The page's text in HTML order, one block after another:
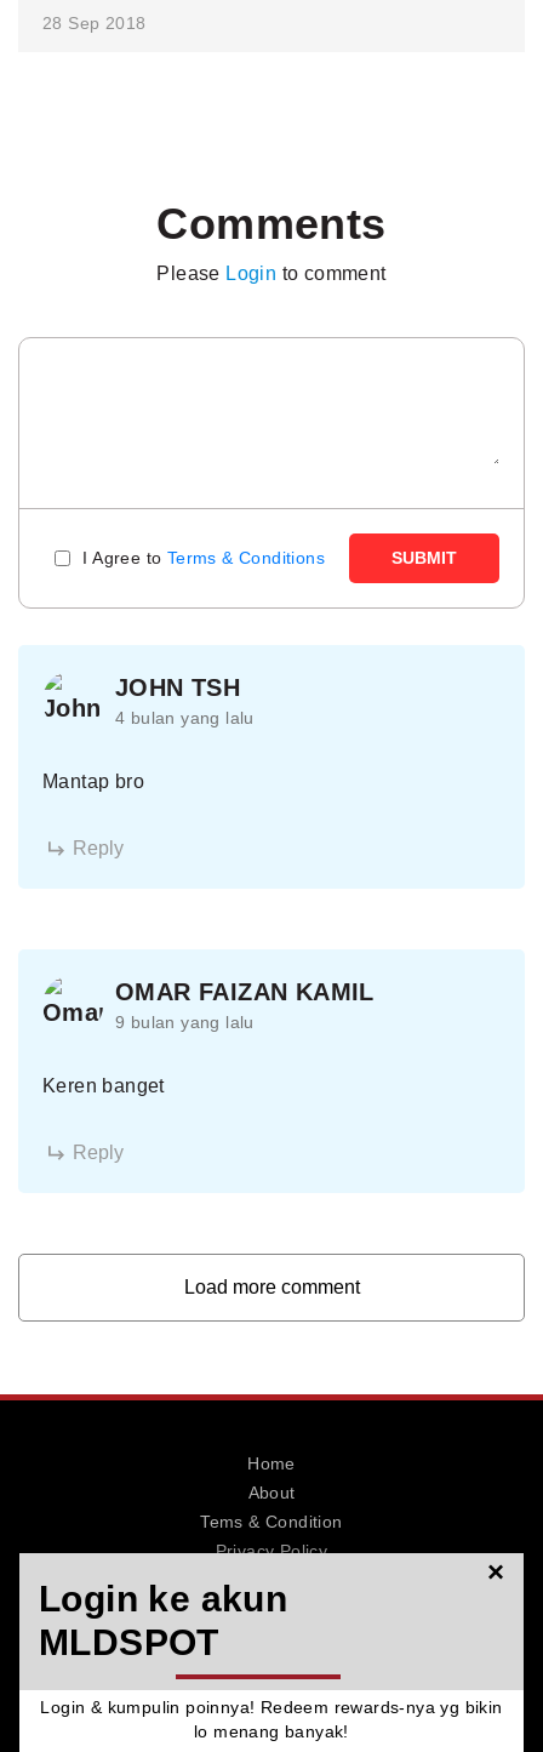
28 Sep 2018
Comments
Please Login to comment
I Agree to Terms & Conditions SUBMIT
JOHN TSH
4 bulan yang lalu
Mantap bro
Reply
OMAR FAIZAN KAMIL
9 bulan yang lalu
Keren banget
Reply
Load more comment
© 2026 MLDSPOT. All Rights Reserved.
Home
About
Tems & Condition
Privacy Policy
Login ke akun
MLDSPOT
×
Login & kumpulin poinnya! Redeem rewards-nya yg bikin
lo menang banyak!